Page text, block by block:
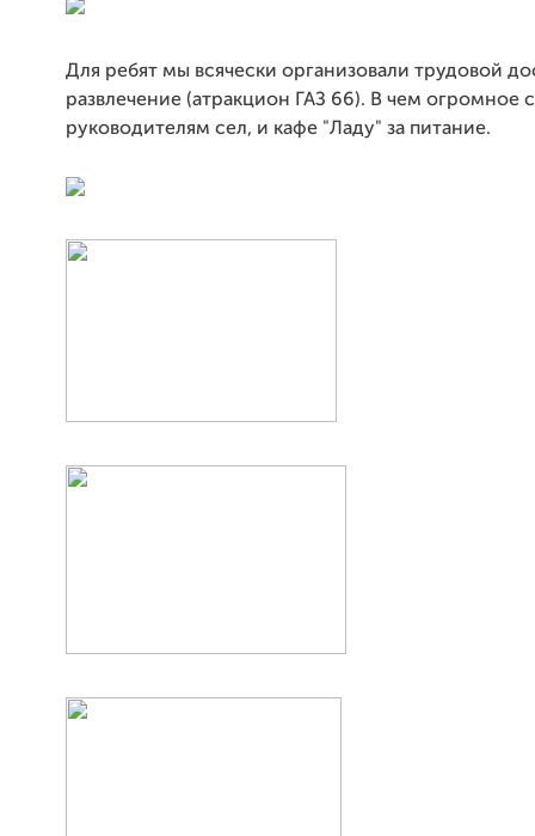
Для ребят мы всячески организовали трудовой
развлечение (атракцион ГАЗ 66). В чем огромное
руководителям сел, и кафе "Ладу" за питание.